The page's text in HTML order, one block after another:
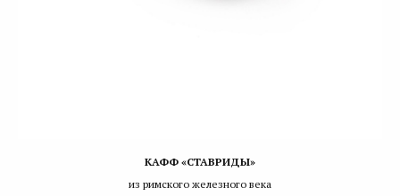
КАФФ «СТАВРИДЫ»
из римского железного века